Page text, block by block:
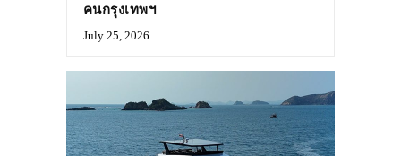
คนกรุงเทพฯ
July 25, 2026